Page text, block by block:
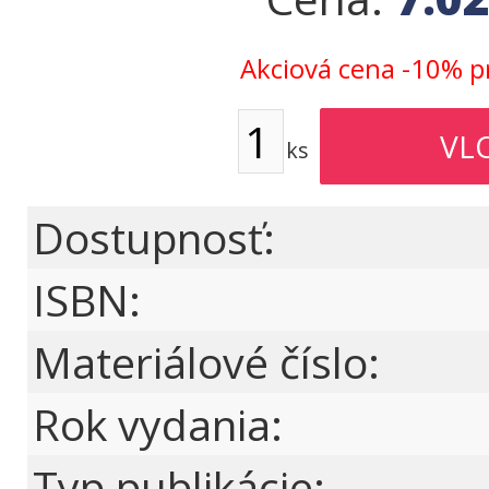
Akciová cena -10%
ks
Dostupnosť:
ISBN:
Materiálové číslo:
Rok vydania: